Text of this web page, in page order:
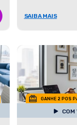
SAIBA MAIS
GANHE 2 POS
COM